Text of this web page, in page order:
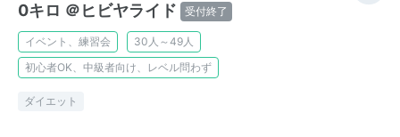
0キロ ＠ヒビヤライド
受付終了
イベント、練習会
30人～49人
初心者OK、中級者向け、レベル問わず
ダイエット